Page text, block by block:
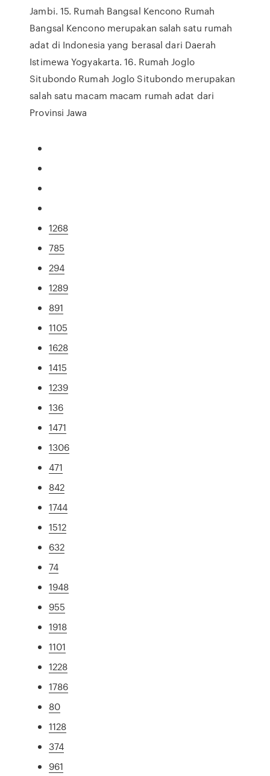
Jambi. 15. Rumah Bangsal Kencono Rumah
Bangsal Kencono merupakan salah satu rumah
adat di Indonesia yang berasal dari Daerah
Istimewa Yogyakarta. 16. Rumah Joglo
Situbondo Rumah Joglo Situbondo merupakan
salah satu macam macam rumah adat dari
Provinsi Jawa
1268
785
294
1289
891
1105
1628
1415
1239
136
1471
1306
471
842
1744
1512
632
74
1948
955
1918
1101
1228
1786
80
1128
374
961